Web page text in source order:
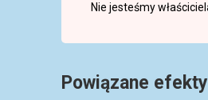
Nie jesteśmy
Powiązane